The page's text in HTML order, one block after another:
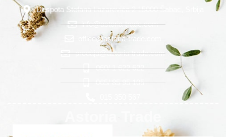
Despota Stefana Lazarevića 2 15000 Šabac, Srbija
info@astoria-trade.com
office@astoria-trade.com
prodaja@astoria-trade.com
060/ 1 622 622
065/ 85 95 105